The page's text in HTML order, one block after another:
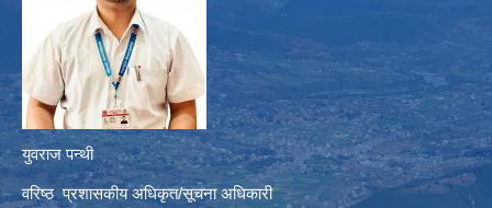
युवराज पन्थी
वरिष्ठ प्रशासकीय अधिकृत/सूचना अधिकारी